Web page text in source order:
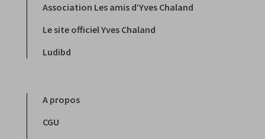
Association Les amis d’Yves Chaland
Le site officiel Yves Chaland
Ludibd
A propos
CGU